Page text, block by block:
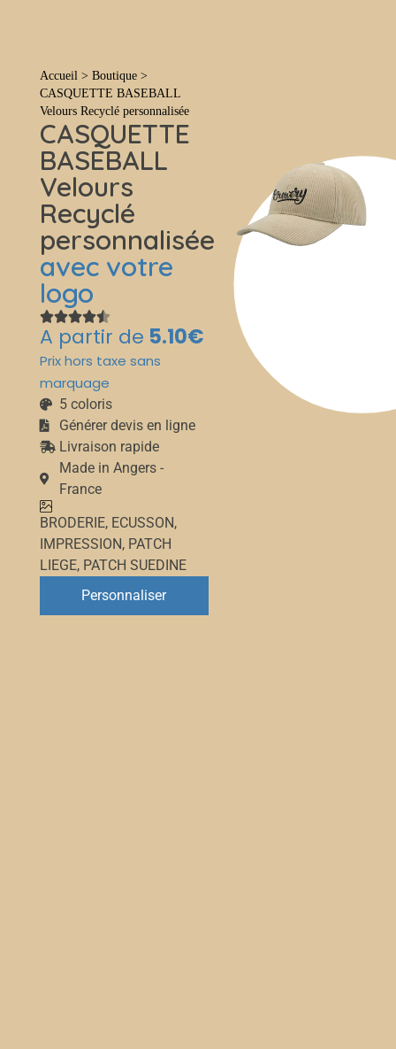
Accueil> Boutique>
CASQUETTE BASEBALL
Velours Recyclé personnalisée
CASQUETTE
BASEBALL
Velours
Recyclé
personnalisée
avec votre
logo
A partir de 5.10€
Prix hors taxe sans
marquage
5 coloris
Générer devis en ligne
Livraison rapide
Made in Angers -
France
BRODERIE, ECUSSON,
IMPRESSION, PATCH
LIEGE, PATCH SUEDINE
Personnaliser